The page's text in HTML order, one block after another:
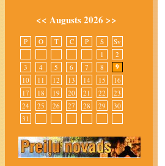
<< Augusts 2026 >>
P O T C P S
Sv
1
2
3
4 5 6 7 8 9
10 11 12 13 14 15
16
17
18 19 20 21 22
23
24
25 26 27 28 29
30
31